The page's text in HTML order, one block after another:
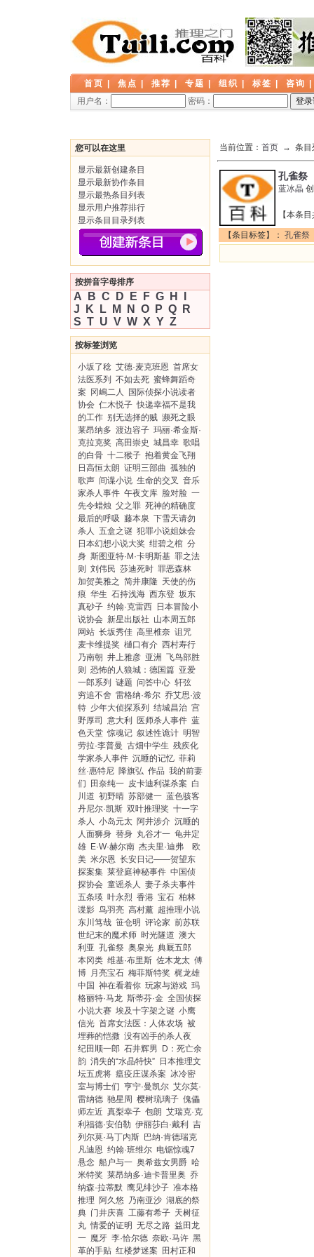
首页 焦点 推荐 专题 组织 标签 咨询
用户名：
密码：
您可以在这里
显示最新创建条目
显示最新协作条目
显示最热条目列表
显示用户推荐排行
显示条目目录列表
按拼音字母排序
A B C D E F G H
J
K L M N O P Q
R
S T U V W X Y Z
按标签浏览
小坂了稔 艾德·麦克班恩 首席女
法医系列
不如去死 蜜蜂舞蹈奇
案
冈嶋二人
国际侦探小说读者
协会 仁木悦子 快递幸福不是我
的工作 别无选择的贼 濒死之眼
莱昂纳多 渡边容子 玛丽·希金斯·
克拉克奖 高田崇史 城昌幸 歌唱
的白骨 十二猴子 抱着黄金飞翔
日高恒太朗 证明三部曲 孤独的
歌声 间谍小说 生命的交叉 音乐
家杀人事件 午夜文库 脸对脸 一
先令蜡烛 父之罪 死神的精确度
最后的呼吸 藤本泉 下雪天请勿
杀人 五盒之谜 犯罪小说姐妹会
日本幻想小说大奖 绀碧之棺 分
身 斯图亚特·M·卡明斯基 罪之法
则
刘伟民 莎迪死时 罪恶森林
加贺美雅之 简井康隆 天使的伤
痕 华生 石持浅海 西东登 坂东
真砂子 约翰·克雷西 日本冒险小
说协会 新星出版社 山本周五郎
网站 长坂秀佳 高里椎奈 诅咒
麦卡维提奖 樋口有介 西村寿行
乃南朝 井上雅彦 亚洲 飞鸟部胜
则
恐怖的人狼城：德国篇 亚爱
一郎系列
谜题 问答中心 轩弦
穷追不舍 雷格纳·希尔 乔艾思·波
特 少年大侦探系列 结城昌治 宫
野厚司
意大利 医师杀人事件 蓝
色天堂 惊魂记 叙述性诡计 明智
劳拉·李普曼 古畑中学生 残疾化
学家杀人事件 沉睡的记忆 菲莉
丝·惠特尼 降旗弘 作品 我的前妻
们
田奈纯一 皮卡迪利谋杀案 白
川道 初野晴 苏部健一 蓝色骇客
丹尼尔·凯斯 双叶推理奖 十一字
杀人 小岛元太 阿井涉介 沉睡的
人面狮身 替身 丸谷才一 龟井定
雄 E·W·赫尔南 杰夫里·迪弗 欧
美 米尔恩 长安日记——贺望东
探案集 莱登庭神秘事件 中国侦
探协会 童谣杀人 妻子杀夫事件
五条瑛 叶永烈 香港 宝石 柏林
谍影 鸟羽亮 高村薰 超推理小说
东川笃哉 笹仓明 评论家 前苏联
世纪末的魔术师 时光隧道 澳大
利亚 孔雀祭 奥泉光 典厩五郎
本冈类 维基·布里斯 佐木龙太 傅
博 月亮宝石 梅菲斯特奖 梶龙雄
中国 神在看着你 玩家与游戏 玛
格丽特·马龙 斯蒂芬·金 全国侦探
小说大赛 埃及十字架之谜 小鹰
信光 首席女法医：人体农场 被
埋葬的恺撒 没有凶手的杀人夜
纪田顺一郎 石井辉男
D：死亡余
韵 消失的“水晶特快” 日本推理文
坛五虎将 瘟疫庄谋杀案 冰冷密
室与博士们 亨宁·曼凯尔 艾尔莫·
雷纳德 驰星周 樱树琉璃子 傀儡
师左近 真梨幸子 包朗 艾瑞克·克
利福德·安伯勒 伊丽莎白·戴利
吉
列尔莫·马丁内斯 巴纳·肯德瑞克
凡迪恩 约翰·班维尔 电锯惊魂7
悬念 船户与一 奥希兹女男爵 哈
米特奖 莱昂纳多·迪卡普里奥 乔
纳森·拉蒂默 鹰见绯沙子 准本格
推理 阿久悠 乃南亚沙 湖底的祭
典 门井庆喜 工藤有希子 天树征
丸 情爱的证明 无尽之路 益田龙
一 魔牙 李·恰尔德 奈欧·马许 黑
革的手贴 红楼梦迷案 田村正和
当前位置： 首页 → 条目
孔雀祭
蓝冰晶
【本条
【条目标签】： 孔雀祭